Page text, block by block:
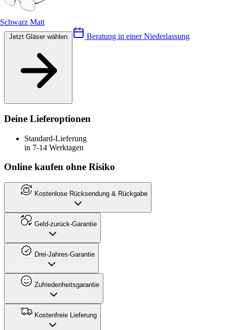
Schwarz Matt
Beratung in einer Niederlassung
Deine Lieferoptionen
Standard-Lieferung
in 7-14 Werktagen
Online kaufen ohne Risiko
Kostenlose Rücksendung & Rückgabe
Geld-zurück-Garantie
Drei-Jahres-Garantie
Zufriedenheitsgarantie
Kostenfreie Lieferung